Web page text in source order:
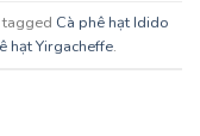
Cà phê hạt Idido
hạt Yirgacheffe.